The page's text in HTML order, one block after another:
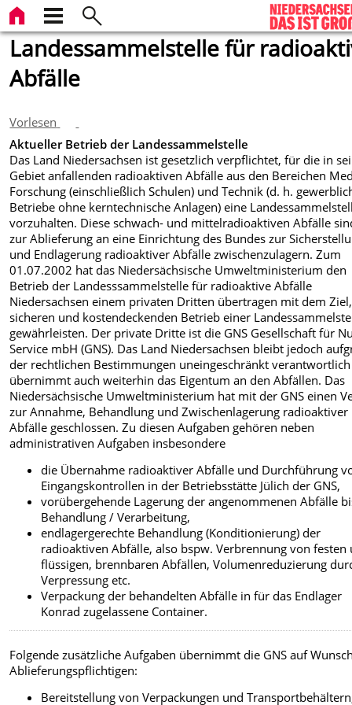
Landessammelstelle für
Abfälle
Vorlesen
Aktueller Betrieb der Landessammelstelle
Das Land Niedersachsen ist gesetzlich verpflichtet, für die in
Gebiet anfallenden radioaktiven Abfälle aus den Bereichen
Forschung (einschließlich Schulen) und Technik (d. h.
Betriebe ohne kerntechnische Anlagen) eine
vorzuhalten. Diese schwach- und mittelradioaktiven Abfälle
zur Ablieferung an eine Einrichtung des Bundes zur
und Endlagerung radioaktiver Abfälle zwischenzulagern. Zum
01.07.2002 hat das Niedersächsische Umweltministerium den
Betrieb der Landesssammelstelle für radioaktive Abfälle
Niedersachsen einem privaten Dritten übertragen mit dem
sicheren und kostendeckenden Betrieb einer
gewährleisten. Der private Dritte ist die GNS Gesellschaft für
Service mbH (GNS). Das Land Niedersachsen bleibt jedoch
der rechtlichen Bestimmungen uneingeschränkt
übernimmt auch weiterhin das Eigentum an den Abfällen. Das
Niedersächsische Umweltministerium hat mit der GNS einen
zur Annahme, Behandlung und Zwischenlagerung radioaktiver
Abfälle geschlossen. Zu diesen Aufgaben gehören neben
administrativen Aufgaben insbesondere
die Übernahme radioaktiver Abfälle und Durchführung
Eingangskontrollen in der Betriebsstätte Jülich der GNS,
vorübergehende Lagerung der angenommenen Abfälle
Behandlung / Verarbeitung,
endlagergerechte Behandlung (Konditionierung) der
radioaktiven Abfälle, also bspw. Verbrennung von festen
flüssigen, brennbaren Abfällen, Volumenreduzierung
Verpressung etc.
Verpackung der behandelten Abfälle in für das Endlager
Konrad zugelassene Container.
Folgende zusätzliche Aufgaben übernimmt die GNS auf
Ablieferungspflichtigen:
Bereitstellung von Verpackungen und